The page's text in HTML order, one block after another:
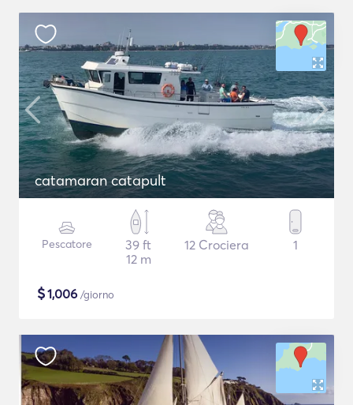
catamaran catapult
Pescatore
39 ft
12 m
12 Crociera 1
$1,006 /giorno